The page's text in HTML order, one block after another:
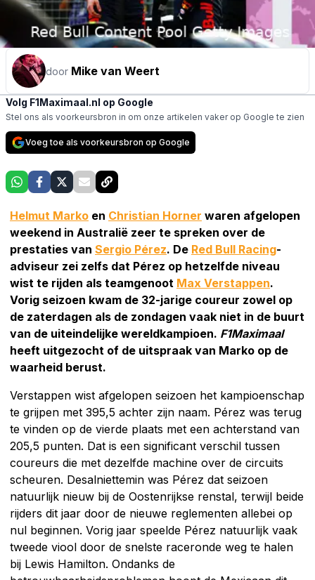
door Mike van Weert
Volg F1Maximaal.nl op Google
Stel ons als voorkeursbron in om onze artikelen vaker op Google te zien
Voeg toe als voorkeursbron op Google
Helmut Marko en Christian Horner waren afgelopen
weekend in Australië zeer te spreken over de
prestaties van Sergio Pérez. De Red Bull Racing-
adviseur zei zelfs dat Pérez op hetzelfde niveau
wist te rijden als teamgenoot Max Verstappen.
Vorig seizoen kwam de 32-jarige coureur zowel op
de zaterdagen als de zondagen vaak niet in de buurt
van de uiteindelijke wereldkampioen. F1Maximaal
heeft uitgezocht of de uitspraak van Marko op de
waarheid berust.
Verstappen wist afgelopen seizoen het kampioenschap
te grijpen met 395,5 achter zijn naam. Pérez was terug
te vinden op de vierde plaats met een achterstand van
205,5 punten. Dat is een significant verschil tussen
coureurs die met dezelfde machine over de circuits
scheuren. Desalniettemin was Pérez dat seizoen
natuurlijk nieuw bij de Oostenrijkse renstal, terwijl beide
rijders dit jaar door de nieuwe reglementen allebei op
nul beginnen. Vorig jaar speelde Pérez natuurlijk vaak
tweede viool door de snelste raceronde weg te halen
bij Lewis Hamilton. Ondanks de